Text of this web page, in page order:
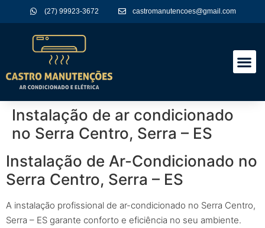
(27) 99923-3672 castromanutencoes@gmail.com
Instalação de ar condicionado
no Serra Centro, Serra – ES
Instalação de Ar-Condicionado no
Serra Centro, Serra – ES
A instalação profissional de ar-condicionado no Serra Centro,
Serra – ES garante conforto e eficiência no seu ambiente.